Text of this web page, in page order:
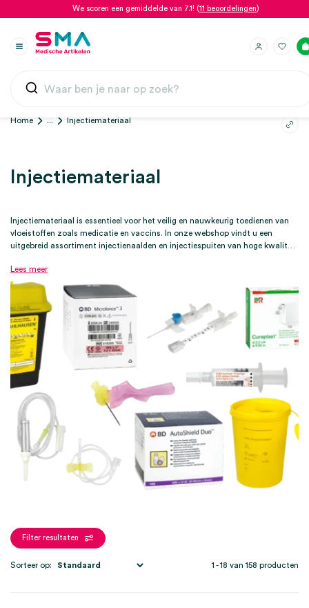
We scoren een gemiddelde van 7.1! (11 beoordelingen)
Home ... Injectiemateriaal
Injectiemateriaal
Injectiemateriaal is essentieel voor het veilig en nauwkeurig toedienen van
vloeistoffen zoals medicatie en vaccins. In onze webshop vindt u een
uitgebreid assortiment injectienaalden en injectiespuiten van hoge kwaliteit
voor infuus, injectiepleisters en toebehoren zoals naaldencontainers en
stuwbanden kunt u hier vinden.
Lees meer
Filter resultaten
1 - 18 van 158 producten
Sorteer op: